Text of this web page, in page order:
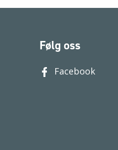
Følg oss
Facebook